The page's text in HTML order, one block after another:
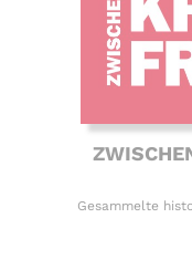
Gesammelte